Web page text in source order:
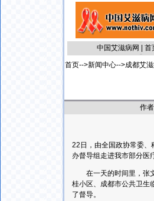
中国艾滋病网 首
首页-->新闻中心-->成都艾
作
22日，由全国政协常委、
办督导组走进我市部分医
在一天的时间里，张文
桂小区、成都市公共卫生
了督导。